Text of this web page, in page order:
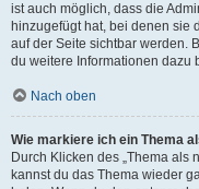
ist auch möglich, dass die
hinzugefügt hat, bei denen sie
auf der Seite sichtbar werden.
du weitere Informationen dazu
Nach oben
Wie markiere ich ein Thema
Durch Klicken des „Thema als
kannst du das Thema wieder